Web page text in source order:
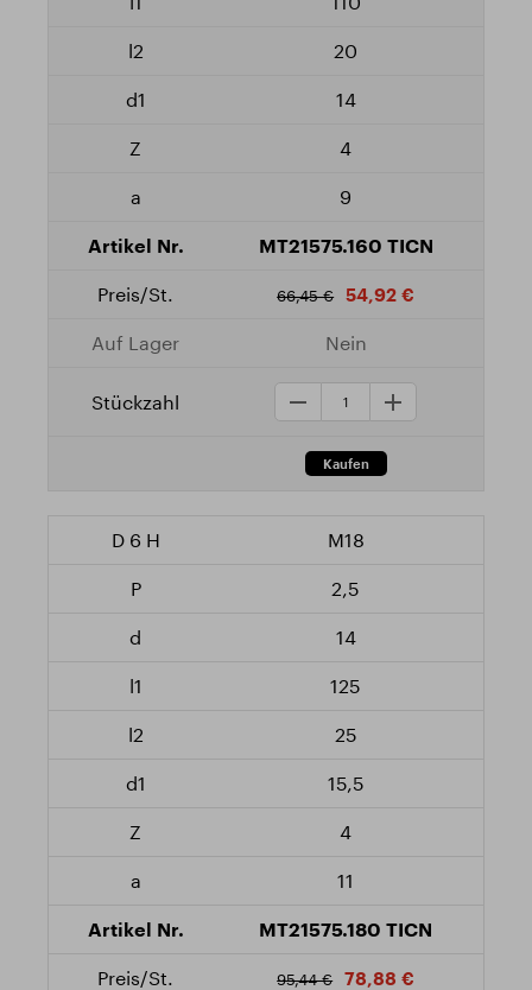
20
14
4
9
MT21575.160 TICN
66,45 € 54,92 €
Nein
M18
2,5
14
125
25
15,5
4
11
MT21575.180 TICN
95,44 € 78,88 €